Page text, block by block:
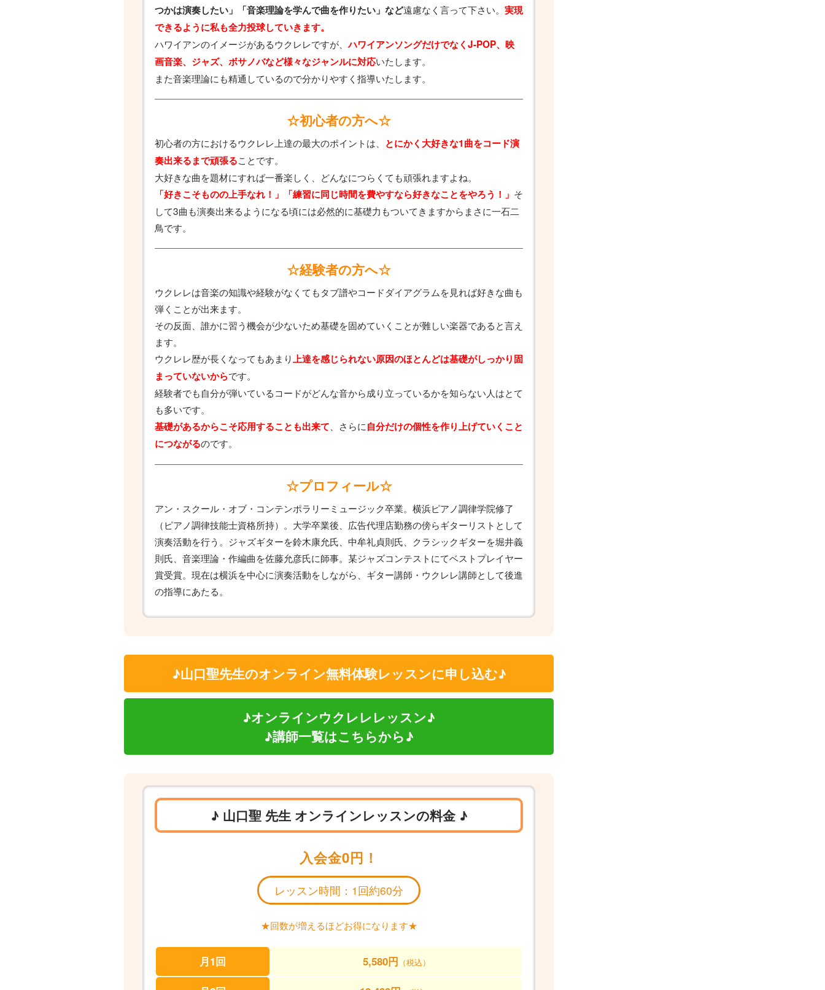
つかは演奏したい」「音楽理論を学んで曲を作りたい」など遠慮なく言って下さい。 実現
できるように私も全力投球していきます。
ハワイアンのイメージがあるウクレレですが、ハワイアンソングだけでなくJ-POP、映
画音楽、ジャズ、ボサノバなど様々なジャンルに対応いたします。
また音楽理論にも精通しているので分かりやすく指導いたします。
☆初心者の方へ☆
初心者の方におけるウクレレ上達の最大のポイントは、 とにかく大好きな1曲をコード演
奏出来るまで頑張ることです。
大好きな曲を題材にすれば一番楽しく、どんなにつらくても頑張れますよね。
「好きこそものの上手なれ！」「練習に同じ時間を費やすなら好きなことをやろう！」 そ
して3曲も演奏出来るようになる頃には必然的に基礎力もついてきますからまさに一石二
鳥です。
☆経験者の方へ☆
ウクレレは音楽の知識や経験がなくてもタブ譜やコードダイアグラムを見れば好きな曲も
弾くことが出来ます。
その反面、誰かに習う機会が少ないため基礎を固めていくことが難しい楽器であると言え
ます。
ウクレレ歴が長くなってもあまり上達を感じられない原因のほとんどは基礎がしっかり固
まっていないからです。
経験者でも自分が弾いているコードがどんな音から成り立っているかを知らない人はとて
も多いです。
基礎があるからこそ応用することも出来て 、さらに自分だけの個性を作り上げていくこと
につながるのです。
☆プロフィール☆
アン・スクール・オブ・コンテンポラリーミュージック卒業。横浜ピアノ調律学院修了
（ピアノ調律技能士資格所持）。大学卒業後、広告代理店勤務の傍らギターリストとして
演奏活動を行う。ジャズギターを鈴木康允氏、中牟礼貞則氏、クラシックギターを堀井義
則氏、音楽理論・作編曲を佐藤允彦氏に師事。某ジャズコンテストにてベストプレイヤー
賞受賞。現在は横浜を中心に演奏活動をしながら、ギター講師・ウクレレ講師として後進
の指導にあたる。
♪山口聖先生のオンライン無料体験レッスンに申し込む♪
♪オンラインウクレレレッスン♪
♪講師一覧はこちらから♪
♪ 山口聖 先生 オンラインレッスンの料金 ♪
入会金0円！
レッスン時間：1回約60分
★回数が増えるほどお得になります★
月1回 5,580円 （税込）